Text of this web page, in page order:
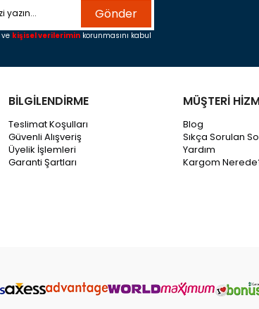
Gönder
ve kişisel verilerimin korunmasını kabul
BİLGİLENDİRME
Teslimat Koşulları
Güvenli Alışveriş
Üyelik İşlemleri
Garanti Şartları
MÜŞTERİ
Blog
Sıkça Sorulan
Yardım
Kargom